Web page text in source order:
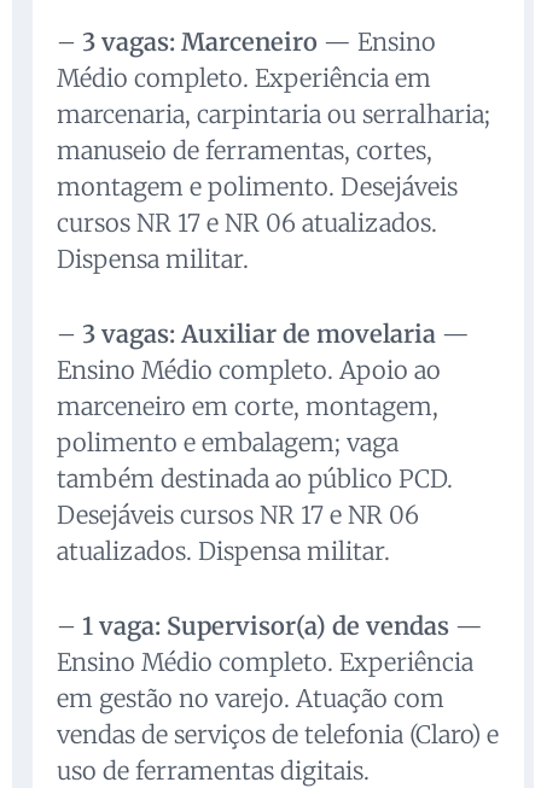
– 3 vagas: Marceneiro — Ensino
Médio completo. Experiência em
marcenaria, carpintaria ou serralharia;
manuseio de ferramentas, cortes,
montagem e polimento. Desejáveis
cursos NR 17 e NR 06 atualizados.
Dispensa militar.
– 3 vagas: Auxiliar de movelaria —
Ensino Médio completo. Apoio ao
marceneiro em corte, montagem,
polimento e embalagem; vaga
também destinada ao público PCD.
Desejáveis cursos NR 17 e NR 06
atualizados. Dispensa militar.
– 1 vaga: Supervisor(a) de vendas —
Ensino Médio completo. Experiência
em gestão no varejo. Atuação com
vendas de serviços de telefonia (Claro) e
uso de ferramentas digitais.